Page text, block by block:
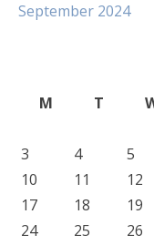
September 2024
M
T
3
4 5
10
11 12
17
18 19
24
25 26